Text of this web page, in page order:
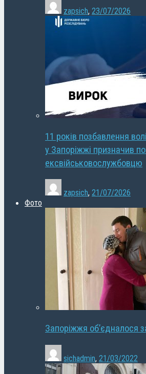
zapsich, 23/07/2026
11 років позбавлення
у Запоріжжі призначив
ексвійськовослужбовцю
zapsich, 21/07/2026
Фото
Запоріжжя об’єдналося
sichadmin, 21/03/2022